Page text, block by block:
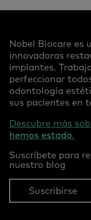
Nobel Biocare es
innovadoras
implantes.
perfeccionar
odontología
sus pacientes en
Descubre más
hemos estado.
Suscríbete para
nuestro blog
Suscribirse